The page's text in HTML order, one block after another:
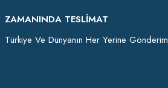
ZAMANINDA TESLIMAT
Türkiye Ve Dünyanın Her Yerine Gönderim